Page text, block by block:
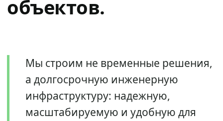
объектов.
Мы строим не временные решения,
а долгосрочную инженерную
инфраструктуру: надежную,
масштабируемую и удобную для